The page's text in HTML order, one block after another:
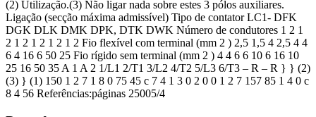
(2) Utilização.(3) Não ligar nada sobre estes 3 pólos auxiliares.
Ligação (secção máxima admissível) Tipo de contator LC1- DFK
DGK DLK DMK DPK, DTK DWK Número de condutores 1 2 1
2 1 2 1 2 1 2 1 2 Fio flexível com terminal (mm 2 ) 2,5 1,5 4 2,5 4 4
6 4 16 6 50 25 Fio rígido sem terminal (mm 2 ) 4 4 6 6 10 6 16 10
25 16 50 35 A 1 A 2 1/L1 2/T1 3/L2 4/T2 5/L3 6/T3 – R – R } } (2)
(3) } (1) 150 1 2 7 1 8 0 75 45 c 7 4 1 3 0 2 0 0 1 2 7 157 85 1 4 0 c
8 4 56 Referências:páginas 25005/4